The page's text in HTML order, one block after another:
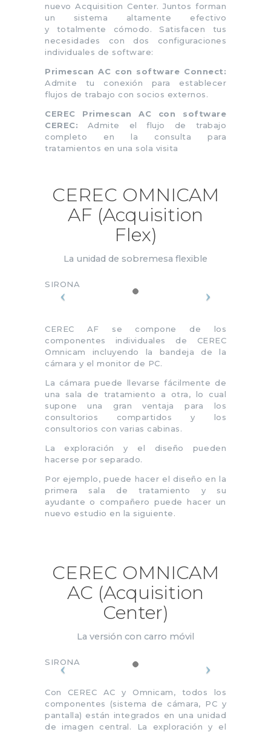
nuevo Acquisition Center. Juntos forman
un sistema altamente efectivo
y totalmente cómodo. Satisfacen tus
necesidades con dos configuraciones
individuales de software:
Primescan AC con software Connect:
Admite tu conexión para establecer
flujos de trabajo con socios externos.
CEREC Primescan AC con software
CEREC: Admite el flujo de trabajo
completo en la consulta para
tratamientos en una sola visita
CEREC OMNICAM
AF (Acquisition
Flex)
La unidad de sobremesa flexible
SIRONA
CEREC AF se compone de los
componentes individuales de CEREC
Omnicam incluyendo la bandeja de la
cámara y el monitor de PC.
La cámara puede llevarse fácilmente de
una sala de tratamiento a otra, lo cual
supone una gran ventaja para los
consultorios compartidos y los
consultorios con varias cabinas.
La exploración y el diseño pueden
hacerse por separado.
Por ejemplo, puede hacer el diseño en la
primera sala de tratamiento y su
ayudante o compañero puede hacer un
nuevo estudio en la siguiente.
CEREC OMNICAM
AC (Acquisition
Center)
La versión con carro móvil
SIRONA
Con CEREC AC y Omnicam, todos los
componentes (sistema de cámara, PC y
pantalla) están integrados en una unidad
de imagen central. La exploración y el